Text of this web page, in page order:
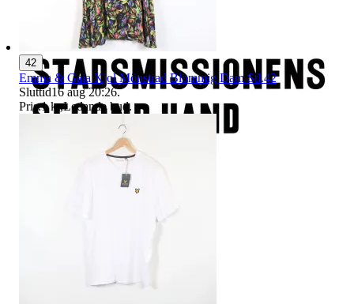
42
Emma & Gaia Kjol Mönstrad Blommig Dam Stl.42
Sluttid16 aug 20:26.
Pris:1 kr,Ledande bud.